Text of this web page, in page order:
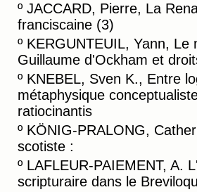
º JACCARD, Pierre, La
franciscaine (3)
º KERGUNTEUIL, Yann, Le
Guillaume d'Ockham et
º KNEBEL, Sven K., Entre
métaphysique
ratiocinantis
º KÖNIG-PRALONG,
scotiste :
º LAFLEUR-PAIEMENT, A.
scripturaire dans le